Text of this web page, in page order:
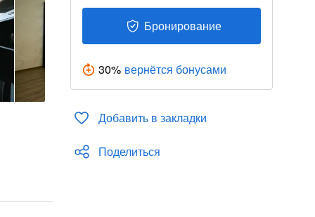
Бронирование
30% вернётся бонусами
Добавить в закладки
Поделиться